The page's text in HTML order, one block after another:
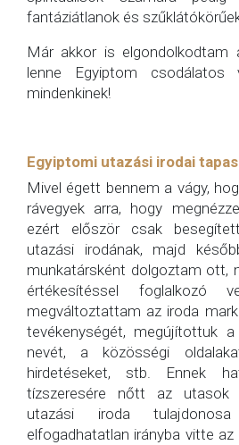
fantáziátlanok és
Már akkor is elgondolkodtam
lenne Egyiptom csodálatos
mindenkinek!
Egyiptomi utazási irodai
Mivel égett bennem a vágy,
rávegyek arra, hogy
ezért először csak
utazási irodának, majd
munkatársként dolgoztam ott,
értékesítéssel foglalkozó
megváltoztattam az iroda
tevékenységét, megújítottuk
nevét, a közösségi
hirdetéseket, stb. Ennek
tízszeresére nőtt az utasok
utazási iroda
elfogadhatatlan irányba vitte